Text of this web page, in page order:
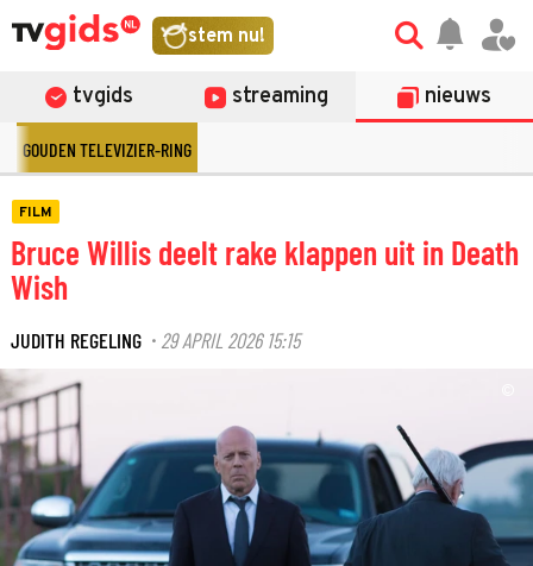
stem nu!
tvgids streaming nieuws
GOUDEN TELEVIZIER-RING
FILM
Bruce Willis deelt rake klappen uit in Death
Wish
JUDITH REGELING · 29 APRIL 2026 15:15